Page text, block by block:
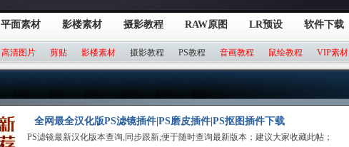
平面素材 影楼素材 摄影教程 RAW原图 LR预设 软件下载
高清图片 剪贴 影楼素材 摄影教程 PS教程 音画教程 鼠绘教程 VIP素材
全网最全汉化版PS滤镜插件|PS磨皮插件|PS抠图插件下载
PS滤镜最新汉化版本查询,同步跟新;便于随时查询最新版本；建议大家收藏此帖；